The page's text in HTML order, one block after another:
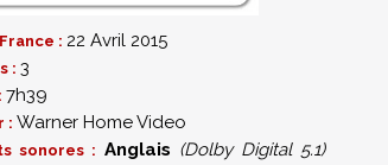
: 22 Avril 2015
: 3
7h39
: Warner Home Video
sonores : Anglais (Dolby Digital 5.1)